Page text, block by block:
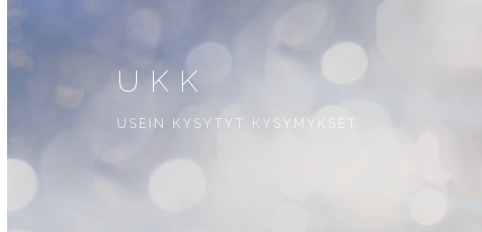
UKK
USEIN KYSYTYT KYSYMYKSET